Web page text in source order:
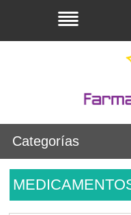
Categorías